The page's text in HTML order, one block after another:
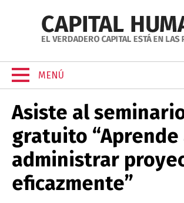
MENÚ
Asiste al
gratuito “Aprende
administrar
eficazmente”